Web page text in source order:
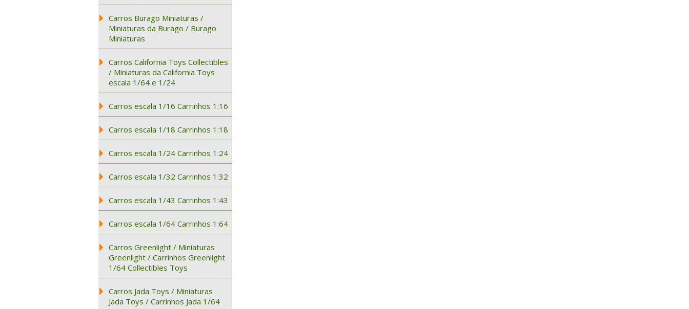
Carros Burago Miniaturas /
Miniaturas da Burago / Burago
Miniaturas
Carros California Toys Collectibles
/ Miniaturas da California Toys
escala 1/64 e 1/24
Carros escala 1/16 Carrinhos 1:16
Carros escala 1/18 Carrinhos 1:18
Carros escala 1/24 Carrinhos 1:24
Carros escala 1/32 Carrinhos 1:32
Carros escala 1/43 Carrinhos 1:43
Carros escala 1/64 Carrinhos 1:64
Carros Greenlight / Miniaturas
Greenlight / Carrinhos Greenlight
1/64 Collectibles Toys
Carros Jada Toys / Miniaturas
Jada Toys / Carrinhos Jada 1/64